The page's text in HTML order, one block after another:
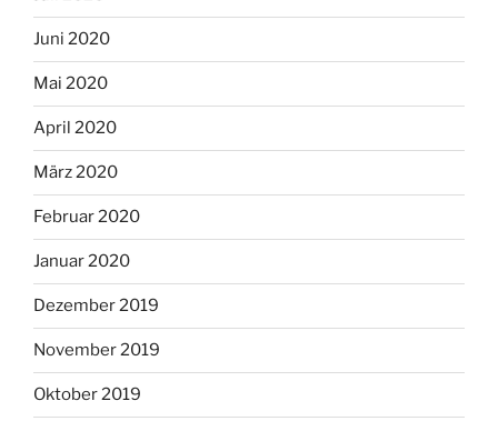
Juni 2020
Mai 2020
April 2020
März 2020
Februar 2020
Januar 2020
Dezember 2019
November 2019
Oktober 2019